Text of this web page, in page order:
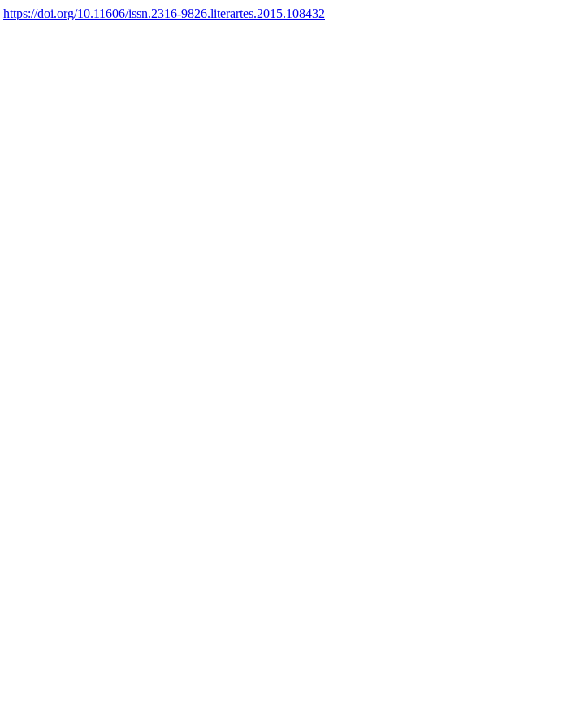
https://doi.org/10.11606/issn.2316-9826.literartes.2015.108432